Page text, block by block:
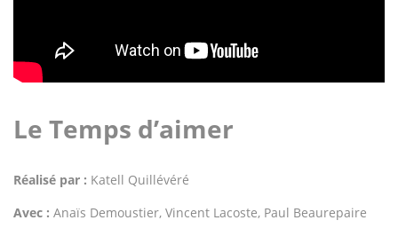
Le Temps d’aimer
Réalisé par : Katell Quillévéré
Avec : Anaïs Demoustier, Vincent Lacoste, Paul Beaurepaire